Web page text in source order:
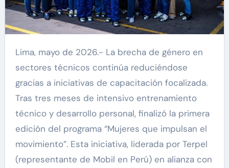
Lima, mayo de 2026.- La brecha de género en
sectores técnicos continúa reduciéndose
gracias a iniciativas de capacitación focalizada.
Tras tres meses de intensivo entrenamiento
técnico y desarrollo personal, finalizó la primera
edición del programa “Mujeres que impulsan el
movimiento”. Esta iniciativa, liderada por Terpel
(representante de Mobil en Perú) en alianza con